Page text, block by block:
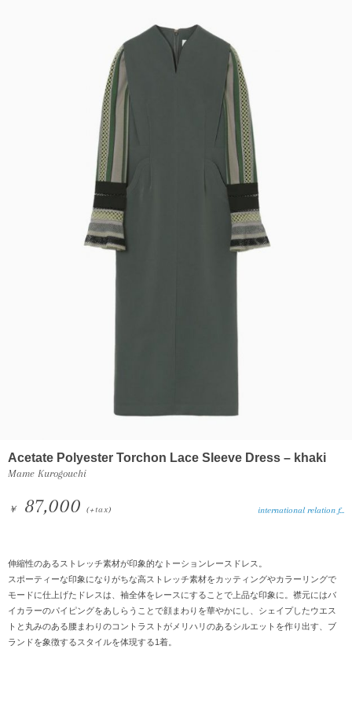
Acetate Polyester Torchon Lace Sleeve Dress – khaki
Mame Kurogouchi
￥ 87,000(+tax) international relation f...
伸縮性のあるストレッチ素材が印象的なトーションレースドレス。
スポーティーな印象になりがちな高ストレッチ素材をカッティングやカラーリングで
モードに仕上げたドレスは、袖全体をレースにすることで上品な印象に。襟元にはバ
イカラーのパイピングをあしらうことで顔まわりを華やかにし、シェイプしたウエス
トと丸みのある腰まわりのコントラストがメリハリのあるシルエットを作り出す、ブ
ランドを象徴するスタイルを体現する1着。